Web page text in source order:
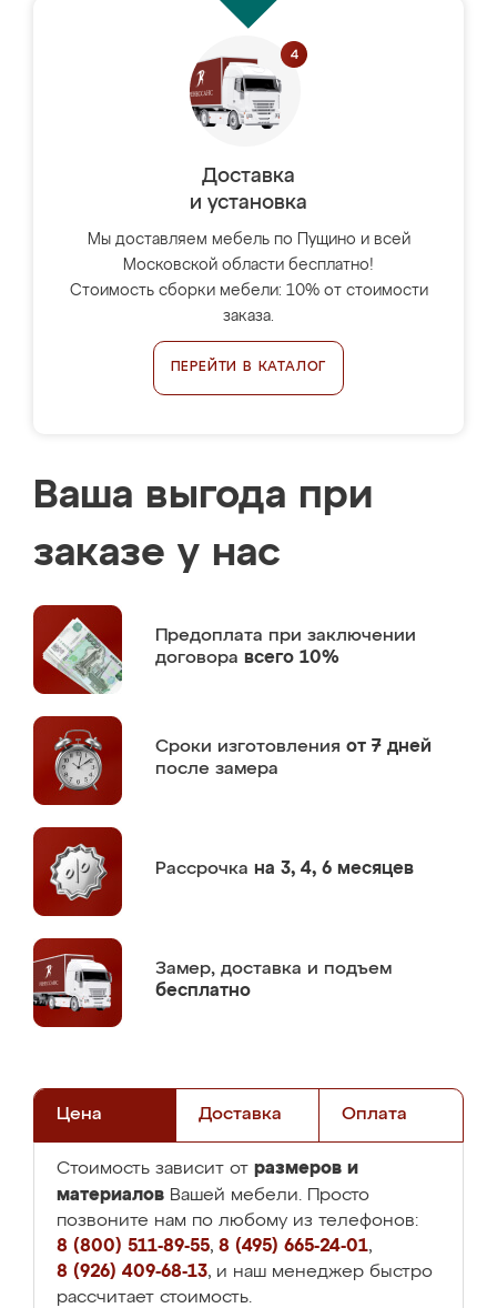
Доставка
и установка
Мы доставляем мебель по Пущино и всей
Московской области бесплатно!
Стоимость сборки мебели: 10% от стоимости
заказа.
ПЕРЕЙТИ В КАТАЛОГ
Ваша выгода при
заказе у нас
Предоплата при заключении
договора всего 10%
Сроки изготовления от 7 дней
после замера
Рассрочка на 3, 4, 6 месяцев
Замер, доставка и подъем
бесплатно
Цена Доставка Оплата
Стоимость зависит от размеров и
материалов Вашей мебели. Просто
позвоните нам по любому из телефонов:
8 (800) 511-89-55, 8 (495) 665-24-01,
8 (926) 409-68-13, и наш менеджер быстро
рассчитает стоимость.